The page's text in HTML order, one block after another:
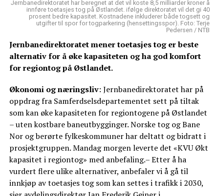
Jernbanedirektoratet har beregnet at det vil koste 8,5 milliarder kroner å
innføre toetasjes tog på Østlandet. ifølge direktoratet vil det gi 40
prosent bedre kapasitet. Kostnadene inkluderer både togsett og
utgifter til spor for togparkering (hensettingsspor). Foto: Terje
Pedersen / NTB
Jernbanedirektoratet mener toetasjes tog er beste
alternativ for å øke kapasiteten og ha god komfort
for regiontog på Østlandet.
Økonomi og næringsliv: Jernbanedirektoratet har på
oppdrag fra Samferdselsdepartementet sett på tiltak
som kan øke kapasiteten for regiontogene på Østlandet
– uten kostbare baneutbygginger. Norske tog og Bane
Nor og berørte fylkeskommuner har deltatt og bidratt i
prosjektgruppen. Mandag morgen leverte det «KVU Økt
kapasitet i regiontog» med anbefaling.– Etter å ha
vurdert flere ulike alternativer, anbefaler vi å gå til
innkjøp av toetasjes tog som kan settes i trafikk i 2030,